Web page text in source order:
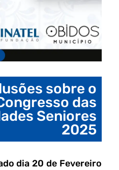
sobre o
das
Seniores
2025
dia 20 de Fevereiro